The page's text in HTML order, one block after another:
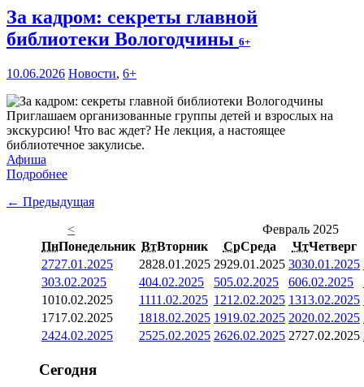
За кадром: секреты главной
библиотеки Вологодчины 6+
10.06.2026 Новости, 6+
Приглашаем организованные группы детей и взрослых на
экскурсию! Что вас ждет? Не лекция, а настоящее
библиотечное закулисье.
Афиша
Подробнее
← Предыдущая
<
Февраль 2025
ПнПонедельник ВтВторник СрСреда ЧтЧетверг
2727.01.2025 2828.01.2025 2929.01.2025 3030.01.2025
303.02.2025 404.02.2025 505.02.2025 606.02.2025
1010.02.2025 1111.02.2025 1212.02.2025 1313.02.2025
1717.02.2025 1818.02.2025 1919.02.2025 2020.02.2025
2424.02.2025 2525.02.2025 2626.02.2025 2727.02.2025
Сегодня